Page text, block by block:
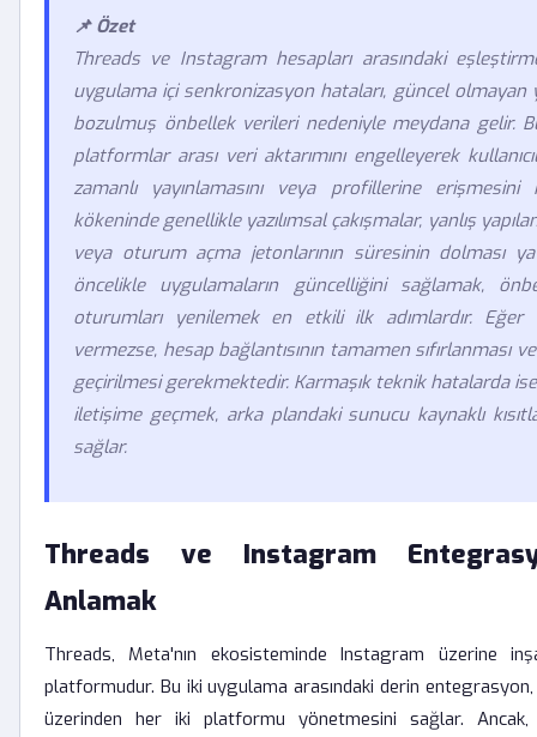
📌 Özet
Threads ve Instagram hesapları arasındaki
uygulama içi senkronizasyon hataları, güncel olmayan
bozulmuş önbellek verileri nedeniyle meydana gelir.
platformlar arası veri aktarımını engelleyerek
zamanlı yayınlamasını veya profillerine erişmesini
kökeninde genellikle yazılımsal çakışmalar, yanlış
veya oturum açma jetonlarının süresinin dolması
öncelikle uygulamaların güncelliğini sağlamak,
oturumları yenilemek en etkili ilk adımlardır.
vermezse, hesap bağlantısının tamamen sıfırlanması
geçirilmesi gerekmektedir. Karmaşık teknik hatalarda
iletişime geçmek, arka plandaki sunucu kaynaklı
sağlar.
Threads ve Instagram
Anlamak
Threads, Meta'nın ekosisteminde Instagram üzerine
platformudur. Bu iki uygulama arasındaki derin entegrasyon,
üzerinden her iki platformu yönetmesini sağlar.